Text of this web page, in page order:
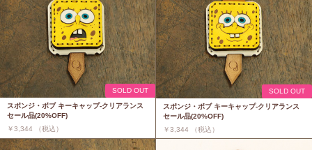
SOLD OUT
スポンジ・ボブ キーキャップ-クリアランス
セール品(20%OFF)
￥3,344 （税込）
SOLD OUT
スポンジ・ボブ キーキャップ-クリアランス
セール品(20%OFF)
￥3,344 （税込）